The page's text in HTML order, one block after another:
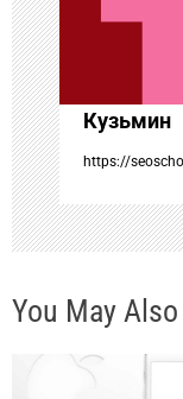
з
а
п
и
с
я
Кузьмин
https://
You May